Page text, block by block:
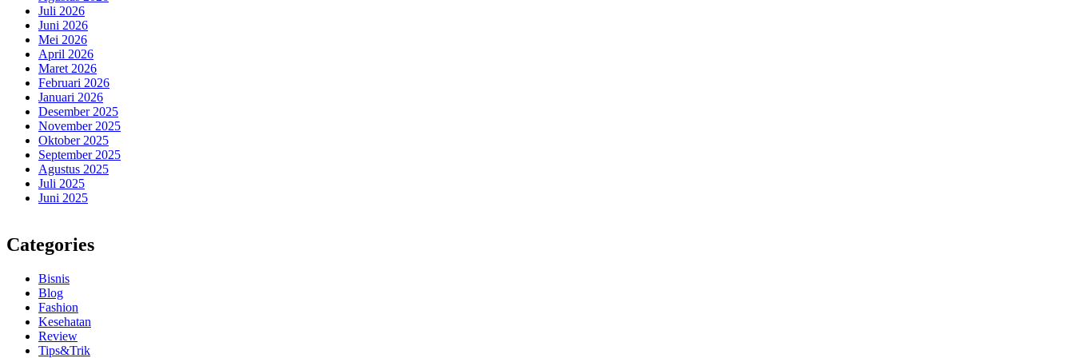
Juli 2026
Juni 2026
Mei 2026
April 2026
Maret 2026
Februari 2026
Januari 2026
Desember 2025
November 2025
Oktober 2025
September 2025
Agustus 2025
Juli 2025
Juni 2025
Categories
Bisnis
Blog
Fashion
Kesehatan
Review
Tips&Trik